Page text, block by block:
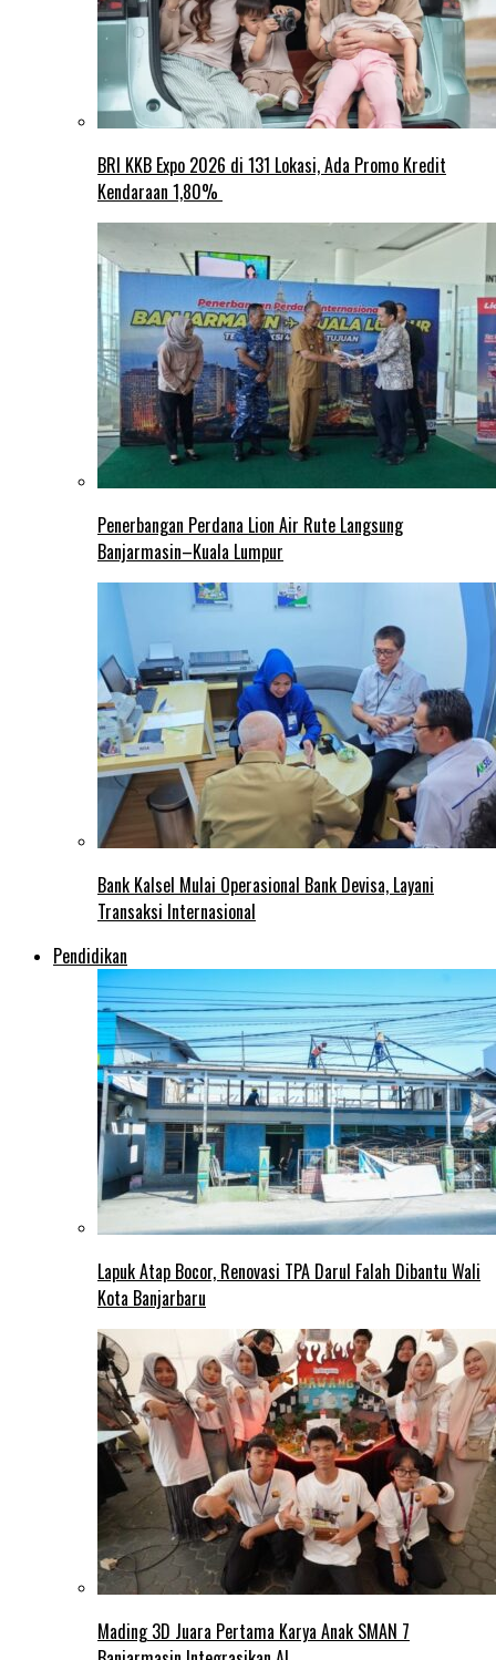
BRI KKB Expo 2026 di 131 Lokasi, Ada Promo Kredit
Kendaraan 1,80%
Penerbangan Perdana Lion Air Rute Langsung
Banjarmasin–Kuala Lumpur
Bank Kalsel Mulai Operasional Bank Devisa, Layani
Transaksi Internasional
Pendidikan
Lapuk Atap Bocor, Renovasi TPA Darul Falah Dibantu Wali
Kota Banjarbaru
Mading 3D Juara Pertama Karya Anak SMAN 7